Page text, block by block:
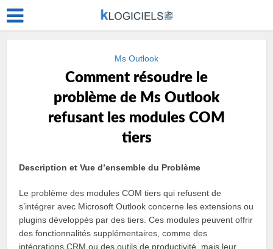
Ms Outlook
Comment résoudre le
problème de Ms Outlook
refusant les modules COM
tiers
Description et Vue d’ensemble du Problème
Le problème des modules COM tiers qui refusent de
s’intégrer avec Microsoft Outlook concerne les extensions ou
plugins développés par des tiers. Ces modules peuvent offrir
des fonctionnalités supplémentaires, comme des
intégrations CRM ou des outils de productivité, mais leur